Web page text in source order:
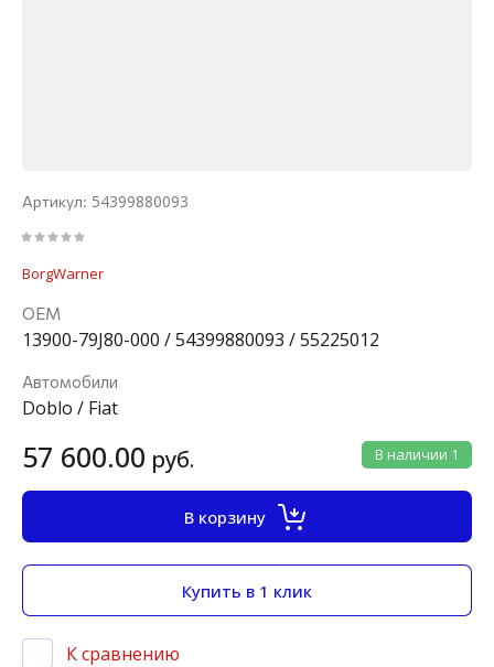
Артикул: 54399880093
BorgWarner
ОЕМ
13900-79J80-000 / 54399880093 / 55225012
Автомобили
Doblo / Fiat
В наличии 1
57 600.00 руб.
В корзину
Купить в 1 клик
К сравнению